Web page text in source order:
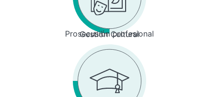
Prosecusión profesional
Gestión Cultural